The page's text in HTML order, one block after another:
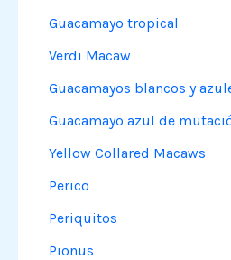
Guacamayo tropical
Verdi Macaw
Guacamayos blancos y
Guacamayo azul de
Yellow Collared Macaws
Perico
Periquitos
Pionus